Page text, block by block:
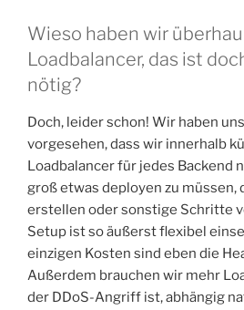
Wieso haben wir
Loadbalancer, das ist
nötig?
Doch, leider schon! Wir haben
vorgesehen, dass wir innerhalb
Loadbalancer für jedes Backend
groß etwas deployen zu müssen,
erstellen oder sonstige Schritte
Setup ist so äußerst flexibel
einzigen Kosten sind eben die
Außerdem brauchen wir mehr
der DDoS-Angriff ist, abhängig